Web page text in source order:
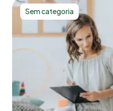
Sem categoria